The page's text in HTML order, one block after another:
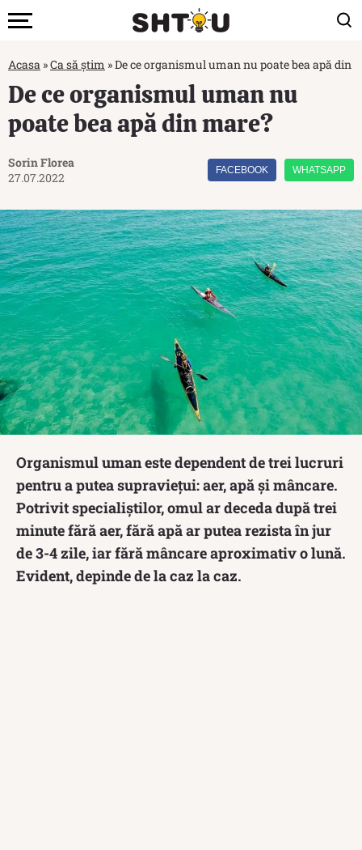
Acasa »Ca să știm »De ce organismul uman nu poate bea apă din
De ce organismul uman nu
poate bea apă din mare?
Sorin Florea
27.07.2022
FACEBOOK WHATSAPP
Organismul uman este dependent de trei lucruri
pentru a putea supraviețui: aer, apă și mâncare.
Potrivit specialiștilor, omul ar deceda după trei
minute fără aer, fără apă ar putea rezista în jur
de 3-4 zile, iar fără mâncare aproximativ o lună.
Evident, depinde de la caz la caz.